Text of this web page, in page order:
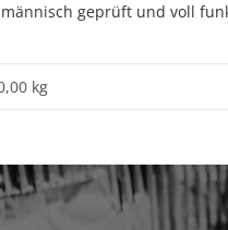
geprüft und voll
kg